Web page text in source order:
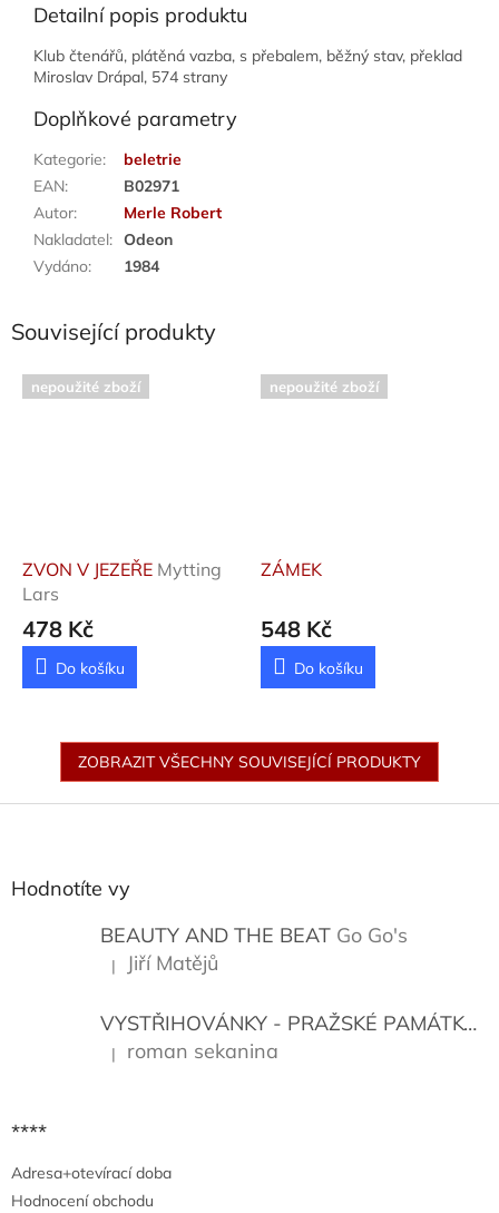
Detailní popis produktu
Klub čtenářů, plátěná vazba, s přebalem, běžný stav, překlad
Miroslav Drápal, 574 strany
Doplňkové parametry
Kategorie:
beletrie
EAN:
B02971
Autor:
Merle Robert
Nakladatel: Odeon
Vydáno: 1984
Související produkty
nepoužité zboží
ZVON V JEZEŘE Mytting
Lars
478 Kč
Do košíku
nepoužité zboží
ZÁMEK
548 Kč
Do košíku
ZOBRAZIT VŠECHNY SOUVISEJÍCÍ PRODUKTY
Hodnotíte vy
BEAUTY AND THE BEAT Go Go's
Hodnocení produktu je 5 z 5 hvězdiček.
| Jiří Matějů
VYSTŘIHOVÁNKY - PRAŽSKÉ PAMÁTKY
Hodnocení produktu je 5 z 5 hvězdiček.
| roman sekanina
****
Adresa+otevírací doba
Hodnocení obchodu